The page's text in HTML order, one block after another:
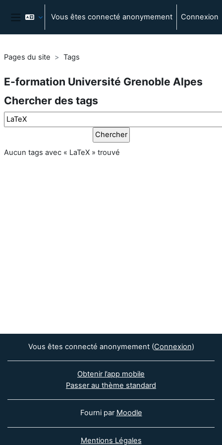
Passer au contenu principal
Vous êtes connecté anonymement Connexion
Pages du site Tags
E-formation Université Grenoble Alpes
Chercher des tags
Chercher des tags
Aucun tags avec « LaTeX » trouvé
Vous êtes connecté anonymement (Connexion)
Obtenir l’app mobile
Passer au thème standard
Fourni par Moodle
Mentions Légales